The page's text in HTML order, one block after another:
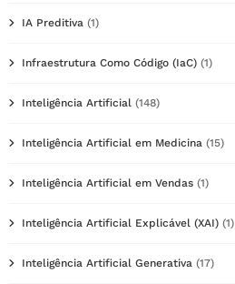
IA Preditiva (1)
Infraestrutura Como Código (IaC) (1)
Inteligência Artificial (148)
Inteligência Artificial em Medicina (15)
Inteligência Artificial em Vendas (1)
Inteligência Artificial Explicável (XAI) (1)
Inteligência Artificial Generativa (17)